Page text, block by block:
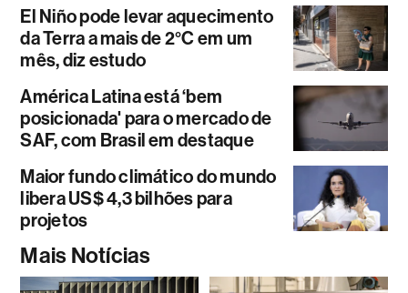
El Niño pode levar aquecimento
da Terra a mais de 2°C em um
mês, diz estudo
América Latina está ‘bem
posicionada' para o mercado de
SAF, com Brasil em destaque
Maior fundo climático do mundo
libera US$ 4,3 bilhões para
projetos
Mais Notícias